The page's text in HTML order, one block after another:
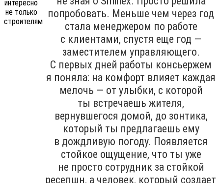
попробовать. Меньше чем через год
стала менеджером по работе
с клиентами, спустя еще год —
заместителем управляющего.
С первых дней работы консьержем
я поняла: на комфорт влияет каждая
мелочь — от улыбки, с которой
ты встречаешь жителя,
вернувшегося домой, до зонтика,
который ты предлагаешь ему
в дождливую погоду. Появляется
стойкое ощущение, что ты уже
не просто сотрудник за стойкой
ресепшн, а человек, который создает